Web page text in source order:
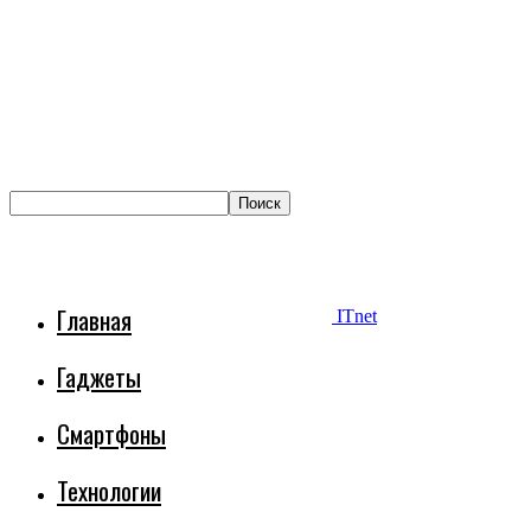
ITnet
Главная
Гаджеты
Смартфоны
Технологии